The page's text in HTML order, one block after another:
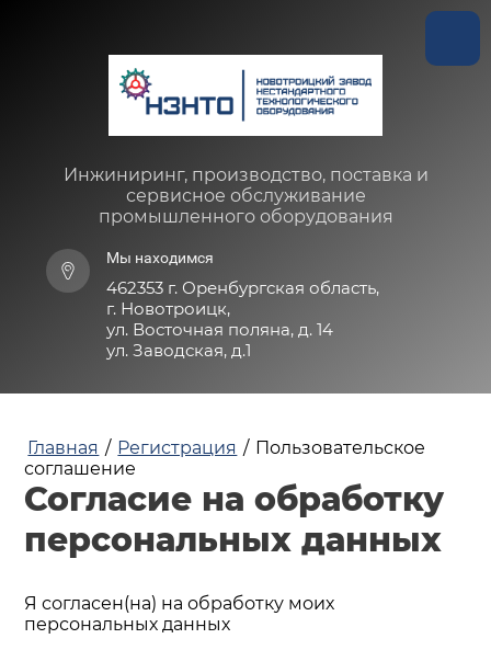
Инжиниринг, производство, поставка и
сервисное обслуживание
промышленного оборудования
Мы находимся
462353 г. Оренбургская область,
г. Новотроицк,
ул. Восточная поляна, д. 14
ул. Заводская, д.1
Главная / Регистрация / Пользовательское
соглашение
Согласие на обработку
персональных данных
Я согласен(на) на обработку моих
персональных данных